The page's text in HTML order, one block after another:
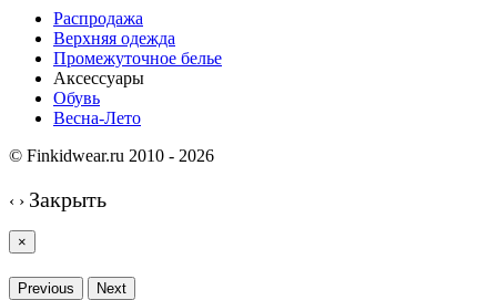
Распродажа
Верхняя одежда
Промежуточное белье
Аксессуары
Обувь
Весна-Лето
© Finkidwear.ru 2010 - 2026
‹ › Закрыть
×
Previous Next